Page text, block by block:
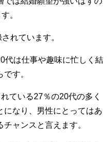
。
れています。
代は仕事や趣味に忙しく結
す。
ている27％の20代の多く
になり、男性にとってはあ
ャンスと言えます。